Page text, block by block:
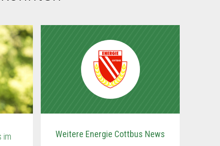
im
Weitere Energie Cottbus News